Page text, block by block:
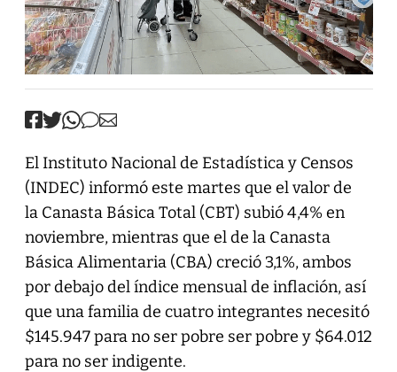
El Instituto Nacional de Estadística y Censos
(INDEC) informó este martes que el valor de
la Canasta Básica Total (CBT) subió 4,4% en
noviembre, mientras que el de la Canasta
Básica Alimentaria (CBA) creció 3,1%, ambos
por debajo del índice mensual de inflación, así
que una familia de cuatro integrantes necesitó
$145.947 para no ser pobre ser pobre y $64.012
para no ser indigente.